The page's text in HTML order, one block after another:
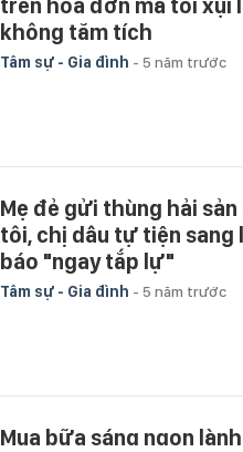
trên hóa đơn mà tôi xụi
không tăm tích
Tâm sự - Gia đình - 5 năm trước
Mẹ đẻ gửi thùng hải
tôi, chị dâu tự tiện sang
báo "ngay tắp lự"
Tâm sự - Gia đình - 5 năm trước
Mua bữa sáng ngon